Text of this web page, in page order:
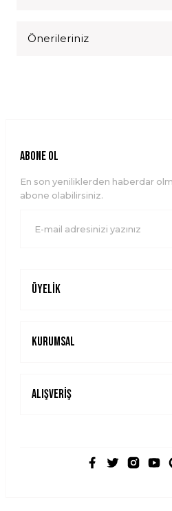
Önerileriniz
Ürün resmi kalitesiz, bozuk veya
Ürün bilgilerinde hatalar bulunuyor.
Bu ürüne benzer farklı alternatifler
Üyelik
Kurumsal
Alışveriş
ABONE OL
En son yeniliklerden haberdar
abone olabilirsiniz.